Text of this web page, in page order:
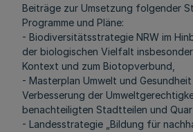
Beiträge zur Umsetzung folgender
Programme und Pläne:
- Biodiversitätsstrategie NRW im
der biologischen Vielfalt
Kontext und zum Biotopverbund,
- Masterplan Umwelt und
Verbesserung der
benachteiligten Stadtteilen und
- Landesstrategie „Bildung für